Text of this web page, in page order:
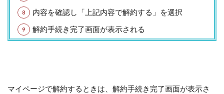
内容を確認し「上記内容で解約する」を選択
解約手続き完了画面が表示される
マイページで解約するときは、解約手続き完了画面が表示さ